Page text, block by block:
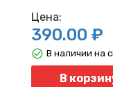
Цена:
390.00 ₽
В
В наличии на